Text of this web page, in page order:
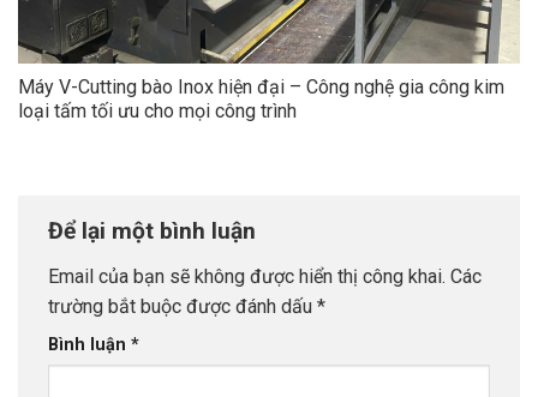
Máy V-Cutting bào Inox hiện đại – Công nghệ gia công kim
loại tấm tối ưu cho mọi công trình
Để lại một bình luận
Email của bạn sẽ không được hiển thị công khai. Các
trường bắt buộc được đánh dấu *
Bình luận *